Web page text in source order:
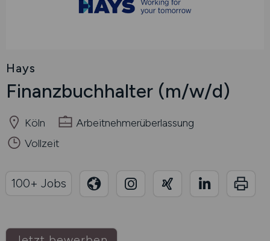
Hays
Finanzbuchhalter (m/w/d)
Köln
Arbeitnehmerüberlassung
Vollzeit
100+ Jobs